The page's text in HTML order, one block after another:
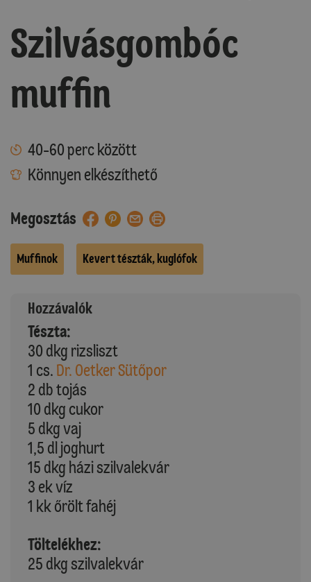
Szilvásgombóc
muffin
40-60 perc között
Könnyen elkészíthető
Megosztás
Muffinok Kevert tészták, kuglófok
Hozzávalók
Tészta:
30 dkg rizsliszt
1 cs. Dr. Oetker Sütőpor
2 db tojás
10 dkg cukor
5 dkg vaj
1,5 dl joghurt
15 dkg házi szilvalekvár
3 ek víz
1 kk őrölt fahéj
Töltelékhez:
25 dkg szilvalekvár